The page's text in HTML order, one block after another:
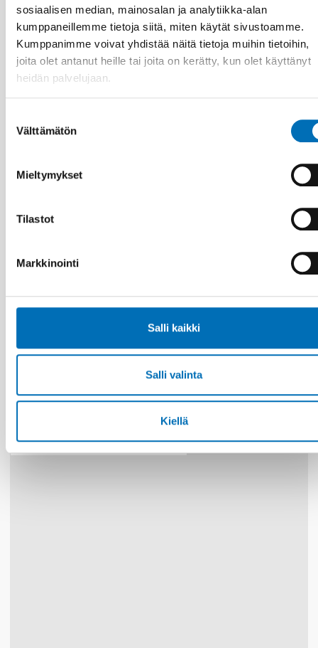
sosiaalisen median, mainosalan ja analytiikka-alan
kumppaneillemme tietoja siitä, miten käytät sivustoamme.
Kumppanimme voivat yhdistää näitä tietoja muihin tietoihin,
joita olet antanut heille tai joita on kerätty, kun olet käyttänyt
heidän palvelujaan.
valinta
Välttämätön
Mieltymykset
Tilastot
Markkinointi
Salli kaikki
Salli valinta
Kiellä
LAPSET & NUORET
Nordic Children’s Ombudspersons: Children
must not be forgotten in crisis preparedness
13 loka 2025
Leisure – An anchor when it storms
30 MARRAS 1 JOULU 2026